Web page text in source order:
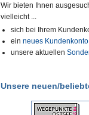
Wir bieten Ihnen
vielleicht ...
sich bei Ihrem
ein neues Kundenkonto
unsere aktuellen
Unsere neuen/